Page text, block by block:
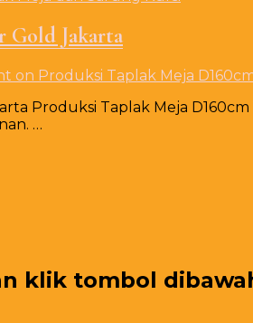
Gold Jakarta
on Produksi Taplak Meja
Produksi Taplak Meja
…
klik tombol